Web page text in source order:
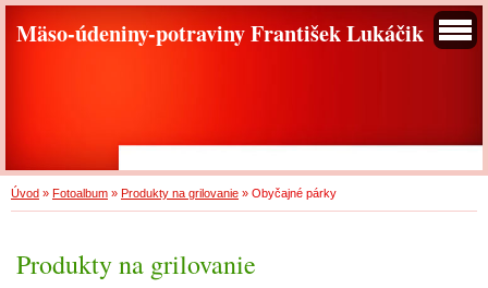
Mäso-údeniny-potraviny František Lukáčik
Úvod » Fotoalbum » Produkty na grilovanie » Obyčajné párky
Produkty na grilovanie